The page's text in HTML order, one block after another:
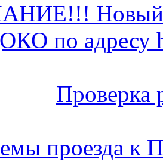
Новый
по адресу
Проверка
проезда к